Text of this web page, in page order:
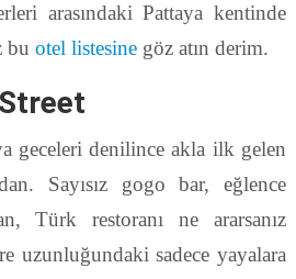
arasındaki Pattaya kentinde
bu otel listesinegöz atın derim.
geceleri denilince akla ilk gelen
Sayısız gogo bar, eğlence
Türk restoranı ne ararsanız
uzunluğundaki sadece yayalara